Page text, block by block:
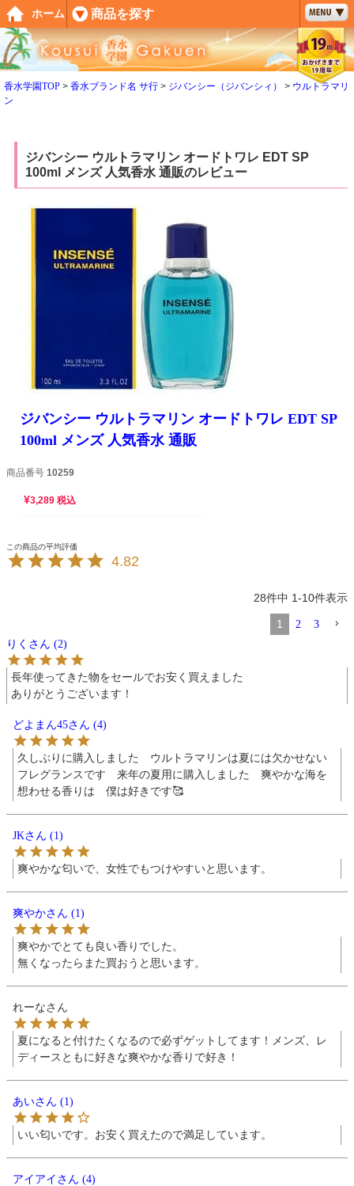
香水学園TOP 香水ブランド名 サ行 ジバンシー（ジバンシィ）
ウルトラマリ
ン
ジバンシー ウルトラマリン オードトワレ EDT SP
100ml メンズ 人気香水 通販のレビュー
ジバンシー ウルトラマリン オードトワレ EDT SP
100ml メンズ 人気香水 通販
商品番号 10259
¥3,289 税込
4.82
28件中 1-10件表示
1 2
3
りく
2
長年使ってきた物をセールでお安く買えました
ありがとうございます！
どよまん45 4
久しぶりに購入しました　ウルトラマリンは夏には欠かせない
フレグランスです　来年の夏用に購入しました　爽やかな海を
想わせる香りは　僕は好きです🥰
JK 1
爽やかな匂いで、女性でもつけやすいと思います。
爽やか 1
爽やかでとても良い香りでした。
無くなったらまた買おうと思います。
れーな
夏になると付けたくなるので必ずゲットしてます！メンズ、レ
ディースともに好きな爽やかな香りで好き！
あい 1
いい匂いです。お安く買えたので満足しています。
アイアイ 4
ペー
ジト
ップ
へ
ホーム 商品を探す